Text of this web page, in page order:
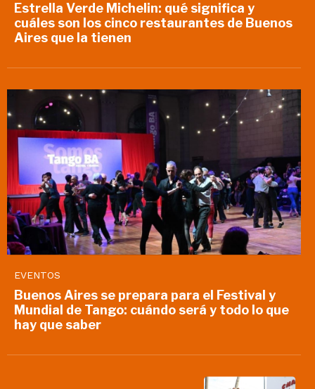
Estrella Verde Michelin: qué significa y
cuáles son los cinco restaurantes de Buenos
Aires que la tienen
EVENTOS
Buenos Aires se prepara para el Festival y
Mundial de Tango: cuándo será y todo lo que
hay que saber